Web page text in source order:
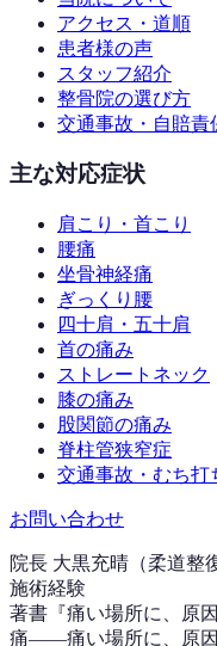
アクセス・道順
患者様の声
スタッフ紹介
整骨院の選び方
交通事故・自賠責
主な対応症状
肩こり・首こり
腰痛
坐骨神経痛
ぎっくり腰
四十肩・五十肩
首の痛み
ストレートネック
膝の痛み
股関節の痛み
脊柱管狭窄症
交通事故・むち打
お問い合わせ
院長 大黒充晴（柔道整
施術経験
著書『痛い場所に、原
痛——痛い場所に、原